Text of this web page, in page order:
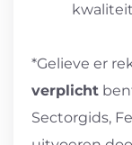
*Gelieve er
verplicht
Sectorgids,